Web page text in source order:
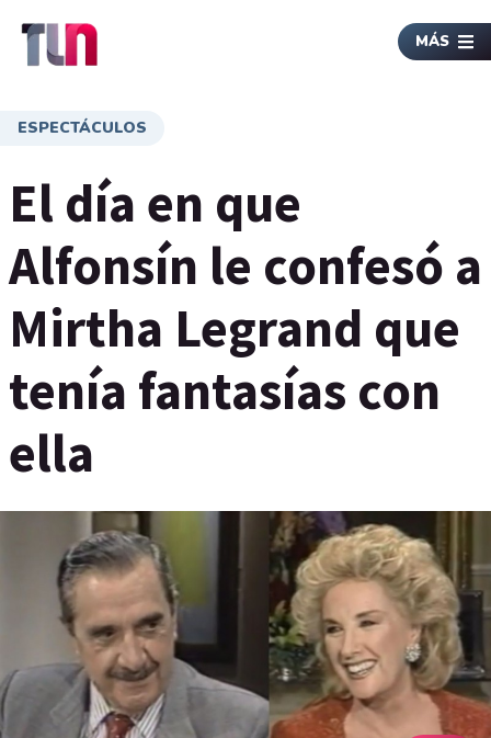
MÁS
ESPECTÁCULOS
El día en que
Alfonsín le confesó a
Mirtha Legrand que
tenía fantasías con
ella